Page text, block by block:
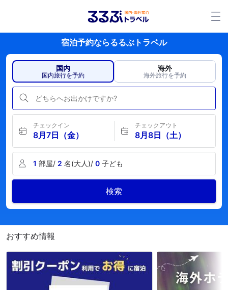
宿泊予約ならるるぶトラベル
国内
国内旅行を予約
海外
海外旅行を予約
どちらへお出かけですか?
チェックイン
8月7日（金）
チェックアウト
8月8日（土）
1 部屋/ 2 名(大人)/ 0 子ども
検索
おすすめ情報